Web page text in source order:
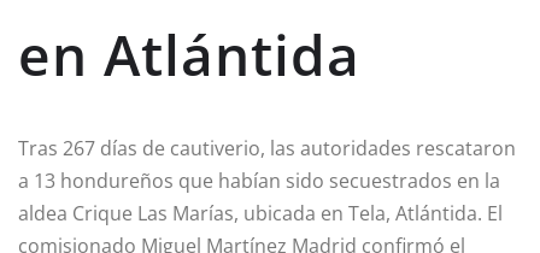
en Atlántida
Tras 267 días de cautiverio, las autoridades rescataron
a 13 hondureños que habían sido secuestrados en la
aldea Crique Las Marías, ubicada en Tela, Atlántida. El
comisionado Miguel Martínez Madrid confirmó el